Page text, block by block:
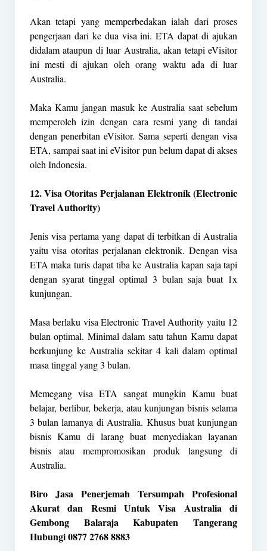
Akan tetapi yang memperbedakan ialah dari proses
pengerjaan dari ke dua visa ini. ETA dapat di ajukan
didalam ataupun di luar Australia, akan tetapi eVisitor
ini mesti di ajukan oleh orang waktu ada di luar
Australia.
Maka Kamu jangan masuk ke Australia saat sebelum
memperoleh izin dengan cara resmi yang di tandai
dengan penerbitan eVisitor. Sama seperti dengan visa
ETA, sampai saat ini eVisitor pun belum dapat di akses
oleh Indonesia.
12. Visa Otoritas Perjalanan Elektronik (Electronic
Travel Authority)
Jenis visa pertama yang dapat di terbitkan di Australia
yaitu visa otoritas perjalanan elektronik. Dengan visa
ETA maka turis dapat tiba ke Australia kapan saja tapi
dengan syarat tinggal optimal 3 bulan saja buat 1x
kunjungan.
Masa berlaku visa Electronic Travel Authority yaitu 12
bulan optimal. Minimal dalam satu tahun Kamu dapat
berkunjung ke Australia sekitar 4 kali dalam optimal
masa tinggal yang 3 bulan.
Memegang visa ETA sangat mungkin Kamu buat
belajar, berlibur, bekerja, atau kunjungan bisnis selama
3 bulan lamanya di Australia. Khusus buat kunjungan
bisnis Kamu di larang buat menyediakan layanan
bisnis atau mempromosikan produk langsung di
Australia.
Biro Jasa Penerjemah Tersumpah Profesional
Akurat dan Resmi Untuk Visa Australia di
Gembong Balaraja Kabupaten Tangerang
Hubungi 0877 2768 8883